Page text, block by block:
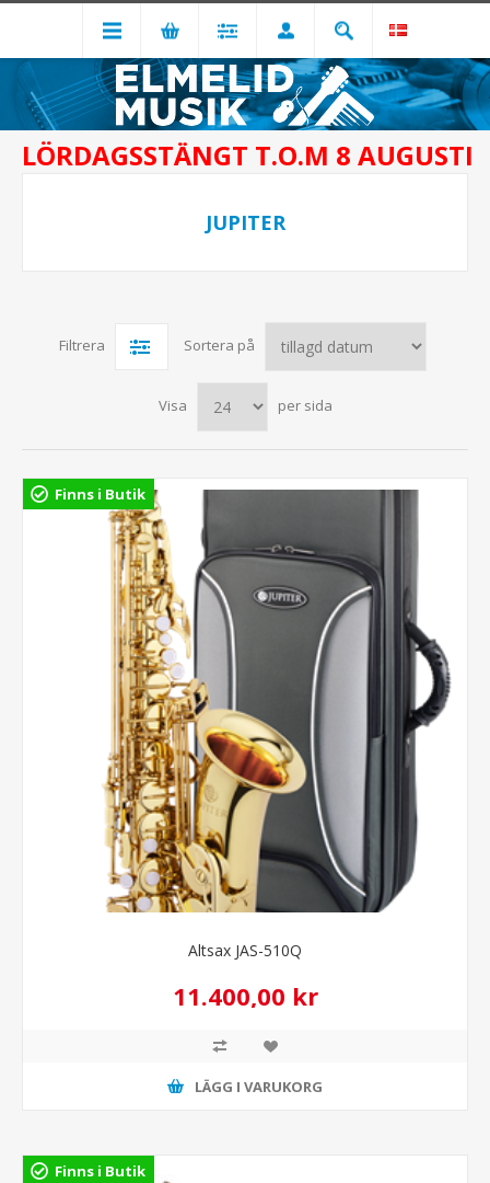
LÖRDAGSSTÄNGT T.O.M 8 AUGUSTI
JUPITER
Filtrera Sortera på
Visa per sida
Finns i Butik
Altsax JAS-510Q
11.400,00 kr
LÄGG I VARUKORG
Finns i Butik